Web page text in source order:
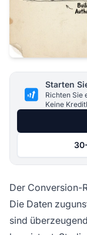
Starten
Richten Sie
Keine
Der Conversion-
Die Daten
sind